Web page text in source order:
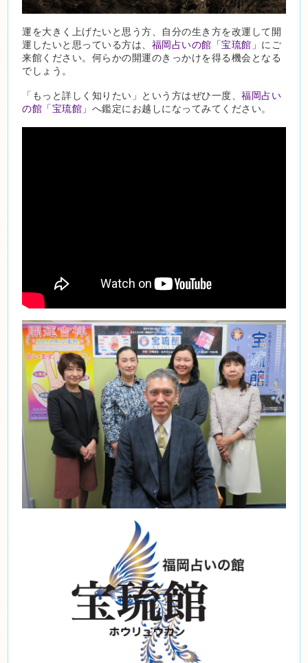
運を大きく上げたいと思う方、自分の生き方を改運して開
運したいと思っている方は、 福岡占いの館「宝琉館」 にご
来館ください。何らかの開運のきっかけを得る機会となる
でしょう。
「もっと詳しく知りたい」という方はぜひ一度、福岡占い
の館「宝琉館」 へ鑑定にお越しになってみてください。